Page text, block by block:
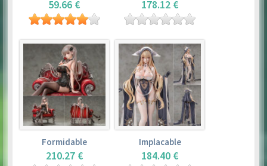
59.66 € 178.12 €
Formidable
210.27 €
Implacable
184.40 €